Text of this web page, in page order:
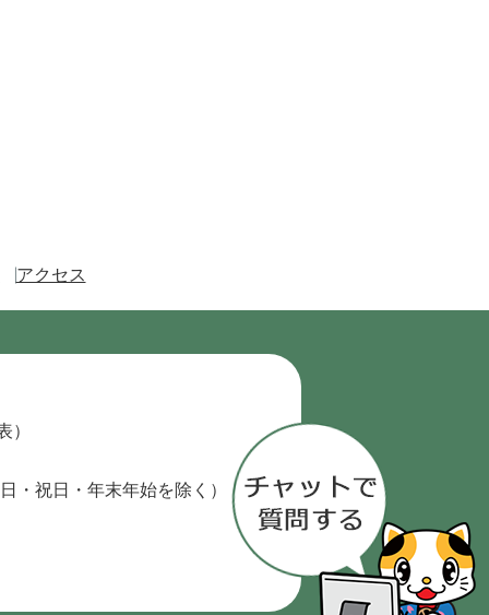
アクセス
）
・祝日・年末年始を除く）